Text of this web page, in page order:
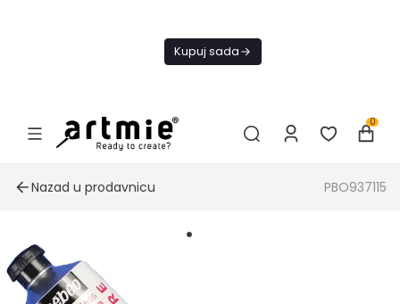
Kupuj sada
0
Nazad u prodavnicu PBO937115